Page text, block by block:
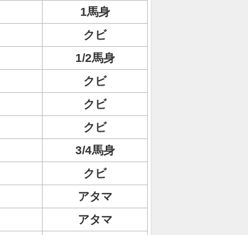
1馬身
クビ
1/2馬身
クビ
クビ
クビ
3/4馬身
クビ
アタマ
アタマ